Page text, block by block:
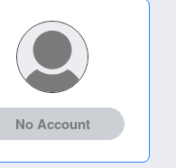
No Account